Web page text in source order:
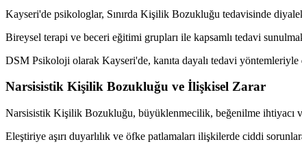
Kayseri'de psikologlar, Sınırda Kişilik Bozukluğu tedavisinde
Bireysel terapi ve beceri eğitimi grupları ile kapsamlı tedavi
DSM Psikoloji olarak Kayseri'de, kanıta dayalı tedavi yöntemleriyle
Narsisistik Kişilik Bozukluğu ve İlişkisel Zarar
Narsisistik Kişilik Bozukluğu, büyüklenmecilik, beğenilme ihtiyacı
Eleştiriye aşırı duyarlılık ve öfke patlamaları ilişkilerde ciddi